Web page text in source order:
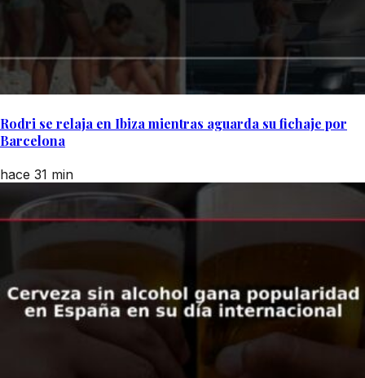
Rodri se relaja en Ibiza mientras aguarda su fichaje por
Barcelona
hace 31 min